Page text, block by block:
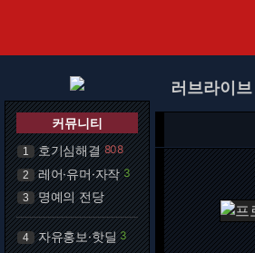
커뮤니티
1 호기심해결 808
2 레어·유머·자작 3
3 명예의 전당
4 자유홍보·핫딜 3
러브라이브